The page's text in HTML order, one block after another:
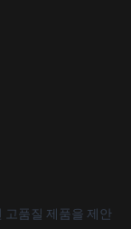
고품질 제품을 제안